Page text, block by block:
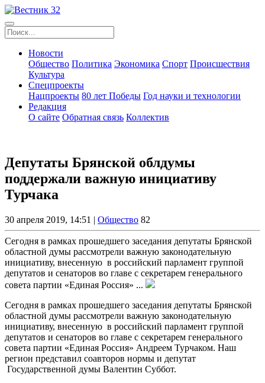
Новости
Общество Политика Экономика Спорт Происшествия
Культура
Спецпроекты
Нацпроекты 80 лет Победы Год науки и технологии
Редакция
О сайте Обратная связь Коллектив
Депутаты Брянской облдумы
поддержали важную инициативу
Турчака
30 апреля 2019, 14:51 | Общество 82
Сегодня в рамках прошедшего заседания депутаты Брянской
областной думы рассмотрели важную законодательную
инициативу, внесенную в российский парламент группой
депутатов и сенаторов во главе с секретарем генерального
совета партии «Единая Россия» ...
Сегодня в рамках прошедшего заседания депутаты Брянской
областной думы рассмотрели важную законодательную
инициативу, внесенную в российский парламент группой
депутатов и сенаторов во главе с секретарем генерального
совета партии «Единая Россия» Андреем Турчаком. Наш
регион представил соавторов нормы и депутат
Государственной думы Валентин Суббот.